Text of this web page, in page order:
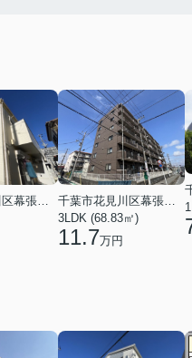
千葉市花見川区幕張町１丁目
3LDK (68.83㎡)
11.7万円